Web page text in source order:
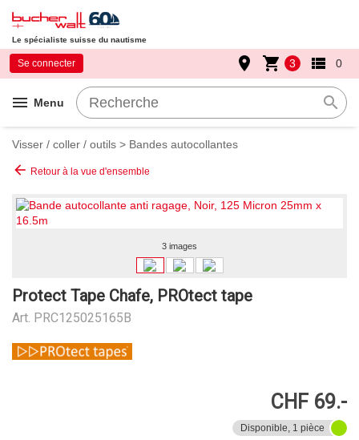
Le spécialiste suisse du nautisme
menu Menu search
Se connecter place shopping_cart 3 view_list 0
Visser / coller / outils > Bandes autocollantes
arrow_back Retour à la vue d'ensemble
3 images
Protect Tape Chafe, PROtect tape
Art. PRC125025165B
CHF 69.-
Disponible, 1 pièce